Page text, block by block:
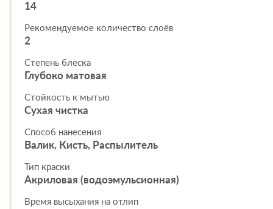
14
Рекомендуемое количество слоёв
2
Степень блеска
Глубоко матовая
Стойкость к мытью
Сухая чистка
Способ нанесения
Валик, Кисть, Распылитель
Тип краски
Акриловая (водоэмульсионная)
Время высыхания на отлип